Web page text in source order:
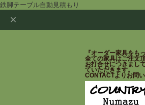
鉄脚テーブル自動見積もり
『オーダー家具をも
全ての家具はご注文
お打合せにつきまし
ていただきます。
CONTACTよりお問